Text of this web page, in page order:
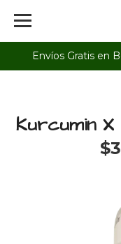
Envíos Gratis en
Kurcumin